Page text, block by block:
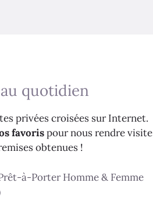
quotidien
privées croisées sur Internet.
favorispour nous rendre visite
obtenues !
à-Porter Homme & Femme